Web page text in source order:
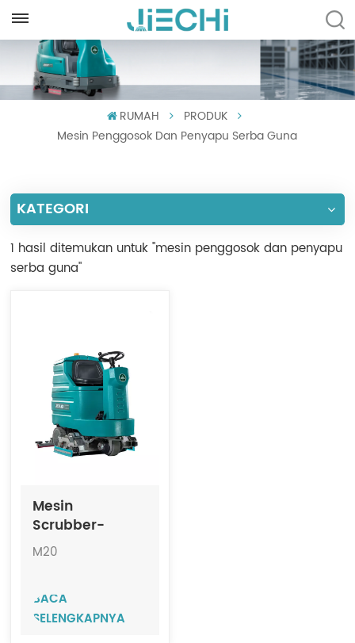
English
Español
Português
العربية
Indonesia
中文
RUMAH
PRODUK
Mesin Penggosok Dan Penyapu Serba Guna
KATEGORI
1 hasil ditemukan untuk "mesin penggosok dan penyapu
serba guna"
Mesin
Scrubber-
Sweeper
Dinaiki JIECHI
M20
M20
BACA
SELENGKAPNYA